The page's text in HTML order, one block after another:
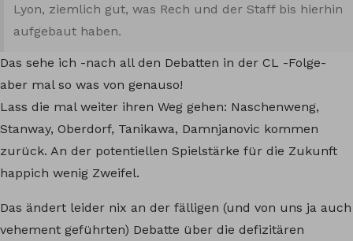
Lyon, ziemlich gut, was Rech und der Staff bis hierhin
aufgebaut haben.
Das sehe ich -nach all den Debatten in der CL -Folge-
aber mal so was von genauso!
Lass die mal weiter ihren Weg gehen: Naschenweng,
Stanway, Oberdorf, Tanikawa, Damnjanovic kommen
zurück. An der potentiellen Spielstärke für die Zukunft
happich wenig Zweifel.
Das ändert leider nix an der fälligen (und von uns ja auch
vehement geführten) Debatte über die defizitären